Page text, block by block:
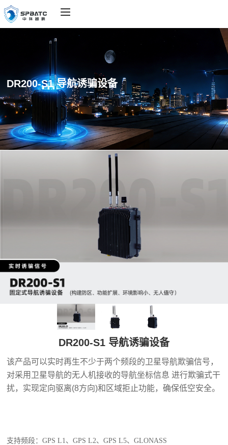
DR200-S1 导航诱骗设备
DR200-S1 导航诱骗设备
该产品可以实时再生不少于两个频段的卫星导航欺骗信号，
对采用卫星导航的无人机接收的导航坐标信息 进行欺骗式干
扰，实现定向驱离(8方向)和区域拒止功能，确保低空安全。
支持频段：GPS L1、GPS L2、GPS L5、GLONASS